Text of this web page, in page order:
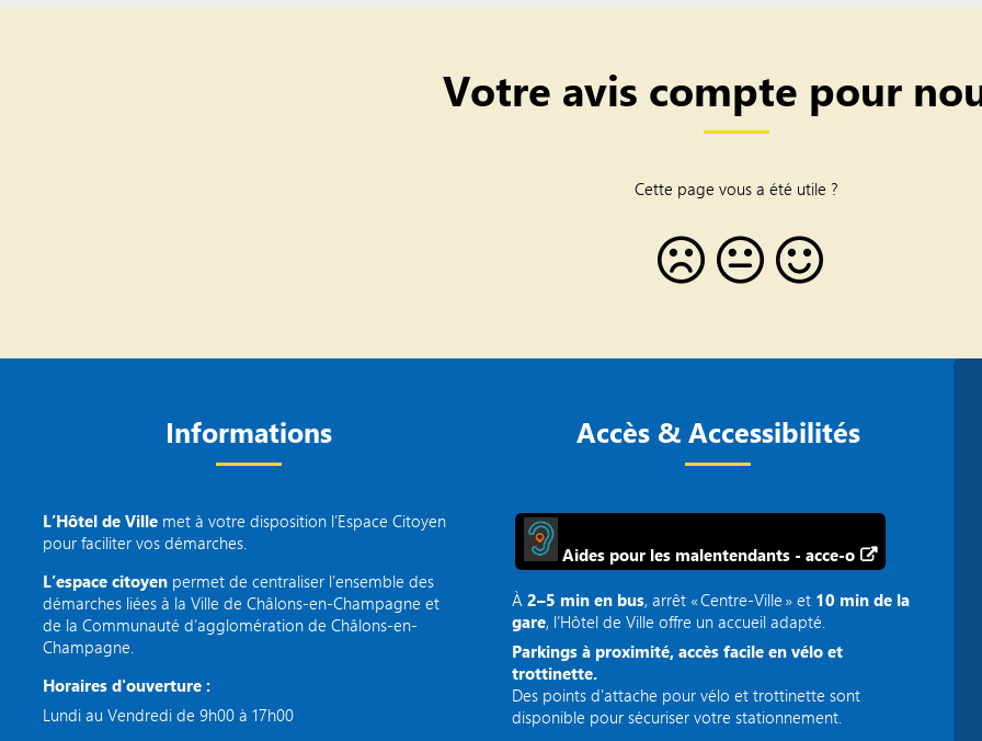
Votre avis compte pour
Cette page vous a été utile ?
Informations
L’Hôtel de Ville met à votre disposition l’Espace Citoyen
pour faciliter vos démarches.
L’espace citoyen permet de centraliser l’ensemble des
démarches liées à la Ville de Châlons-en-Champagne et
de la Communauté d’agglomération de Châlons-en-
Champagne.
Horaires d'ouverture :
Lundi au Vendredi de 9h00 à 17h00
Accès & Accessibilités
Aides pour les malentendants - acce-o
À2–5 min en bus, arrêt « Centre‑Ville » et 10 min de la
gare, l’Hôtel de Ville offre un accueil adapté.
Parkings à proximité, accès facile en vélo et
trottinette.
Des points d'attache pour vélo et trottinette sont
disponible pour sécuriser votre stationnement.